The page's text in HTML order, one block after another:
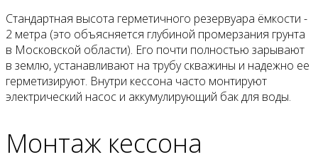
Стандартная высота герметичного резервуара ёмкости -
2 метра (это объясняется глубиной промерзания грунта
в Московской области). Его почти полностью зарывают
в землю, устанавливают на трубу скважины и надежно ее
герметизируют. Внутри кессона часто монтируют
электрический насос и аккумулирующий бак для воды.
Монтаж кессона